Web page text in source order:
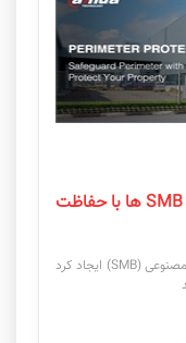
فعال کردن نظارت دقیق 24 ساعته بر SMB ها با حفاظت
فناوری داهوا یک راه حل حفاظت محیطی هوش مصنوعی (SMB) ایجاد کرد